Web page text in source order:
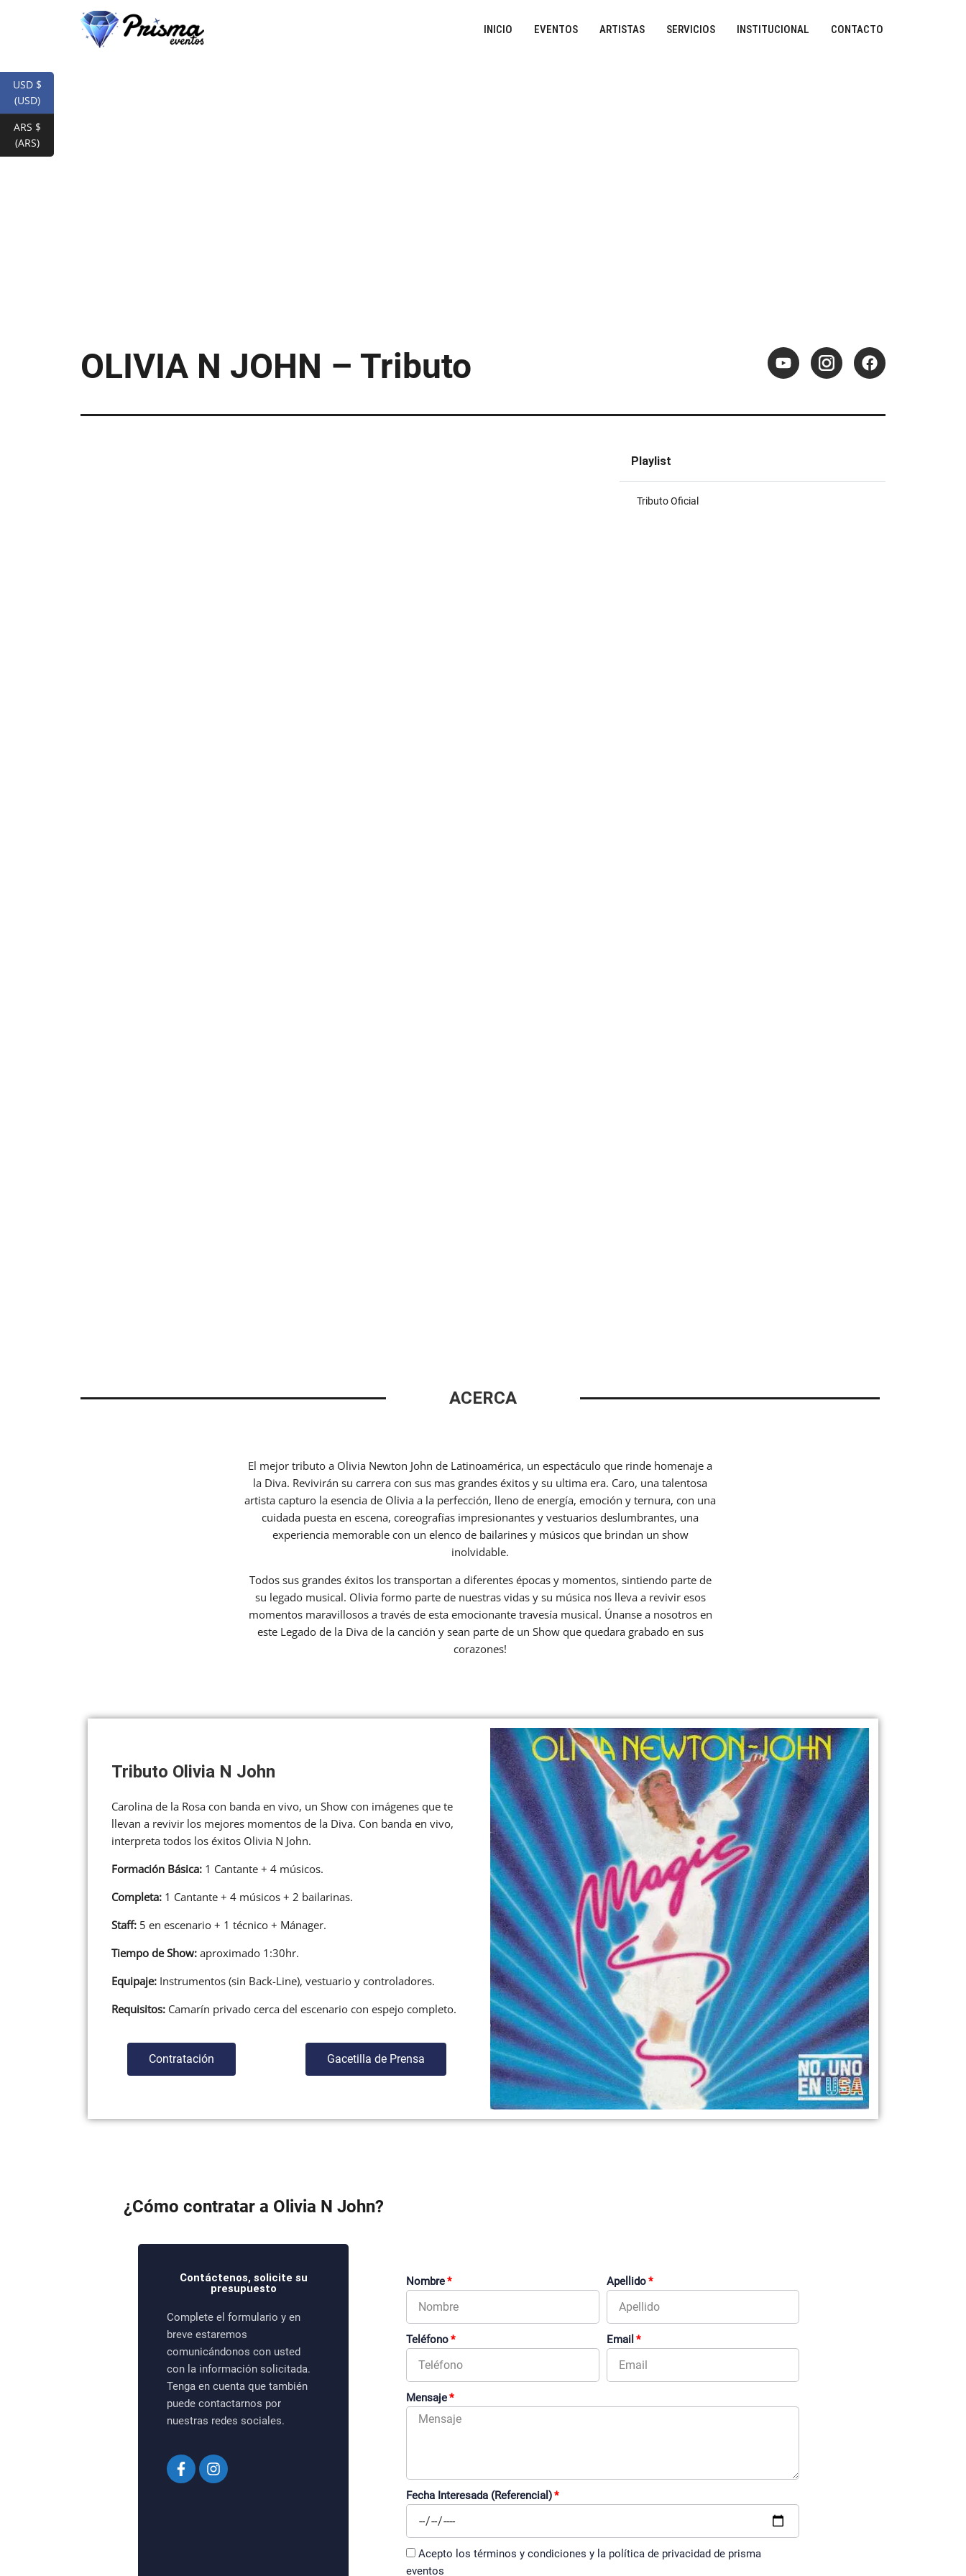
INICIO EVENTOS ARTISTAS SERVICIOS INSTITUCIONAL CONTACTO
OLIVIA N JOHN – Tributo
Playlist
Tributo Oficial
ACERCA
El mejor tributo a Olivia Newton John de Latinoamérica, un espectáculo que rinde homenaje a
la Diva. Revivirán su carrera con sus mas grandes éxitos y su ultima era. Caro, una talentosa
artista capturo la esencia de Olivia a la perfección, lleno de energía, emoción y ternura, con una
cuidada puesta en escena, coreografías impresionantes y vestuarios deslumbrantes, una
experiencia memorable con un elenco de bailarines y músicos que brindan un show
inolvidable.
Todos sus grandes éxitos los transportan a diferentes épocas y momentos, sintiendo parte de
su legado musical. Olivia formo parte de nuestras vidas y su música nos lleva a revivir esos
momentos maravillosos a través de esta emocionante travesía musical. Únanse a nosotros en
este Legado de la Diva de la canción y sean parte de un Show que quedara grabado en sus
corazones!
Tributo Olivia N John
Carolina de la Rosa con banda en vivo, un Show con imágenes que te
llevan a revivir los mejores momentos de la Diva. Con banda en vivo,
interpreta todos los éxitos Olivia N John.
Formación Básica: 1 Cantante + 4 músicos.
Completa: 1 Cantante + 4 músicos + 2 bailarinas.
Staff: 5 en escenario + 1 técnico + Mánager.
Tiempo de Show: aproximado 1:30hr.
Equipaje: Instrumentos (sin Back-Line), vestuario y controladores.
Requisitos: Camarín privado cerca del escenario con espejo completo.
Contratación Gacetilla de Prensa
¿Cómo contratar a Olivia N John?
Contáctenos, solicite su
presupuesto
Complete el formulario y en
breve estaremos
comunicándonos con usted
con la información solicitada.
Tenga en cuenta que también
puede contactarnos por
nuestras redes sociales.
Nombre Apellido
Teléfono Email
Mensaje
Fecha Interesada (Referencial)
Acepto los términos y condiciones y la política de privacidad de prisma
eventos
USD $
(USD)
ARS $
(ARS)